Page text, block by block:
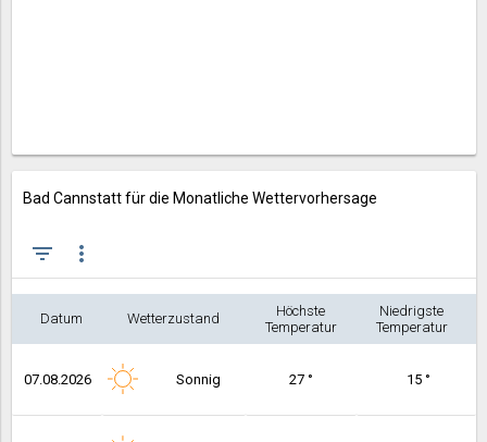
Bad Cannstatt für die Monatliche Wettervorhersage
filter_list more_vert
Datum Wetterzustand
Höchste
Temperatur
Niedrigste
Temperatur
07.08.2026 Sonnig 27 ° 15 °